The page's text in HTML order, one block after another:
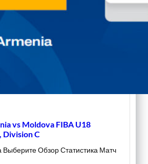
vs Moldova FIBA U18
Division C
Выберите Обзор Статистика Матч